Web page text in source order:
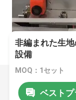
非編まれた生
設備
MOQ：1セット
ベストプ